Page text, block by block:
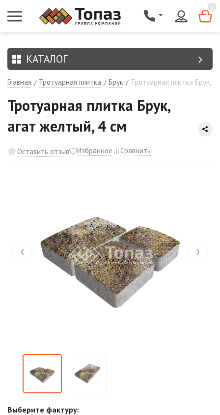
0
КАТАЛОГ
Главная / Тротуарная плитка / Брук / Тротуарная плитка Брук,
Тротуарная плитка Брук,
агат желтый, 4 см
Оставить отзыв Избранное Сравнить
‹ ›
Выберите фактуру: